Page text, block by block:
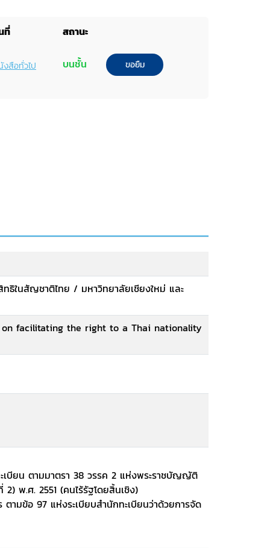
ที่ สถานะ
สือทั่วไป บนชั้น ขอยืม
ธิในสัญชาติไทย / มหาวิทยาลัยเชียงใหม่ และ
facilitating the right to a Thai nationality
เบียน ตามมาตรา 38 วรรค 2 แห่งพระราชบัญญัติ
พ.ศ. 2551 (คนไร้รัฐโดยสิ้นเชิง)
ามข้อ 97 แห่งระเบียบสำนักทะเบียนว่าด้วยการจัด
ลางว่าด้วยการพิจารณาลงรายการสถานะบุคคล